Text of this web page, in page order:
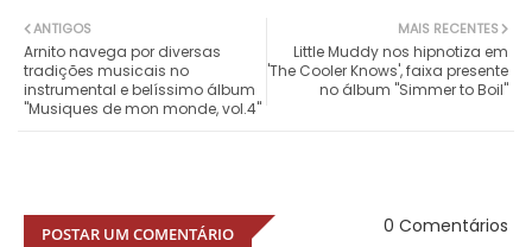
MAIS RECENTES
Little Muddy nos hipnotiza em
'The Cooler Knows', faixa presente
no álbum "Simmer to Boil"
ANTIGOS
Arnito navega por diversas
tradições musicais no
instrumental e belíssimo álbum
"Musiques de mon monde, vol.4"
POSTAR UM COMENTÁRIO 0 Comentários